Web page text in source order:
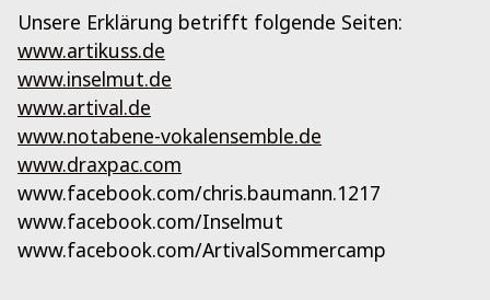
Unsere Erklärung betrifft folgende Seiten:
www.artikuss.de
www.inselmut.de
www.artival.de
www.notabene-vokalensemble.de
www.draxpac.com
www.facebook.com/chris.baumann.1217
www.facebook.com/Inselmut
www.facebook.com/ArtivalSommercamp